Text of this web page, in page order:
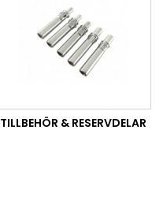
TILLBEHÖR & RESERVDELAR